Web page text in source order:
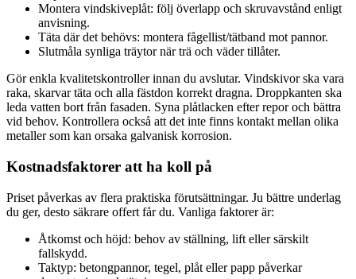
Montera vindskiveplåt: följ överlapp och skruvavstånd enligt
anvisning.
Täta där det behövs: montera fågellist/tätband mot pannor.
Slutmåla synliga träytor när trä och väder tillåter.
Gör enkla kvalitetskontroller innan du avslutar. Vindskivor ska vara
raka, skarvar täta och alla fästdon korrekt dragna. Droppkanten ska
leda vatten bort från fasaden. Syna plåtlacken efter repor och bättra
vid behov. Kontrollera också att det inte finns kontakt mellan olika
metaller som kan orsaka galvanisk korrosion.
Kostnadsfaktorer att ha koll på
Priset påverkas av flera praktiska förutsättningar. Ju bättre underlag
du ger, desto säkrare offert får du. Vanliga faktorer är:
Åtkomst och höjd: behov av ställning, lift eller särskilt
fallskydd.
Taktyp: betongpannor, tegel, plåt eller papp påverkar